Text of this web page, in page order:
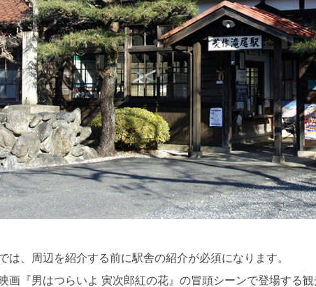
は、周辺を紹介する前に駅舎の紹介が必須になります。
画『男はつらいよ 寅次郎紅の花』の冒頭シーンで登場する